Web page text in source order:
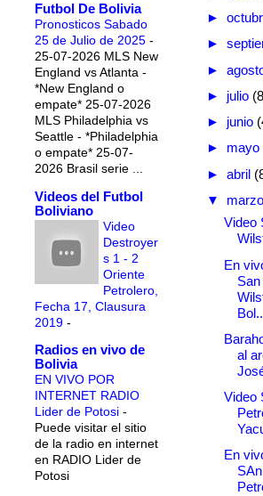
Futbol De Bolivia
Pronosticos Sabado
25 de Julio de 2025 -
25-07-2026 MLS New
England vs Atlanta -
*New England o
empate* 25-07-2026
MLS Philadelphia vs
Seattle - *Philadelphia
o empate* 25-07-
2026 Brasil serie ...
Videos del Futbol
Boliviano
Video
Destroyer
s 1 - 2
Oriente
Petrolero,
Fecha 17, Clausura
2019 -
Radios en vivo de
Bolivia
EN VIVO POR
INTERNET RADIO
Lider de Potosi -
Puede visitar el sitio
de la radio en internet
en RADIO Lider de
Potosi
►
►
►
► julio
► junio
► mayo
► abril
▼
Video
En
al
Video
En